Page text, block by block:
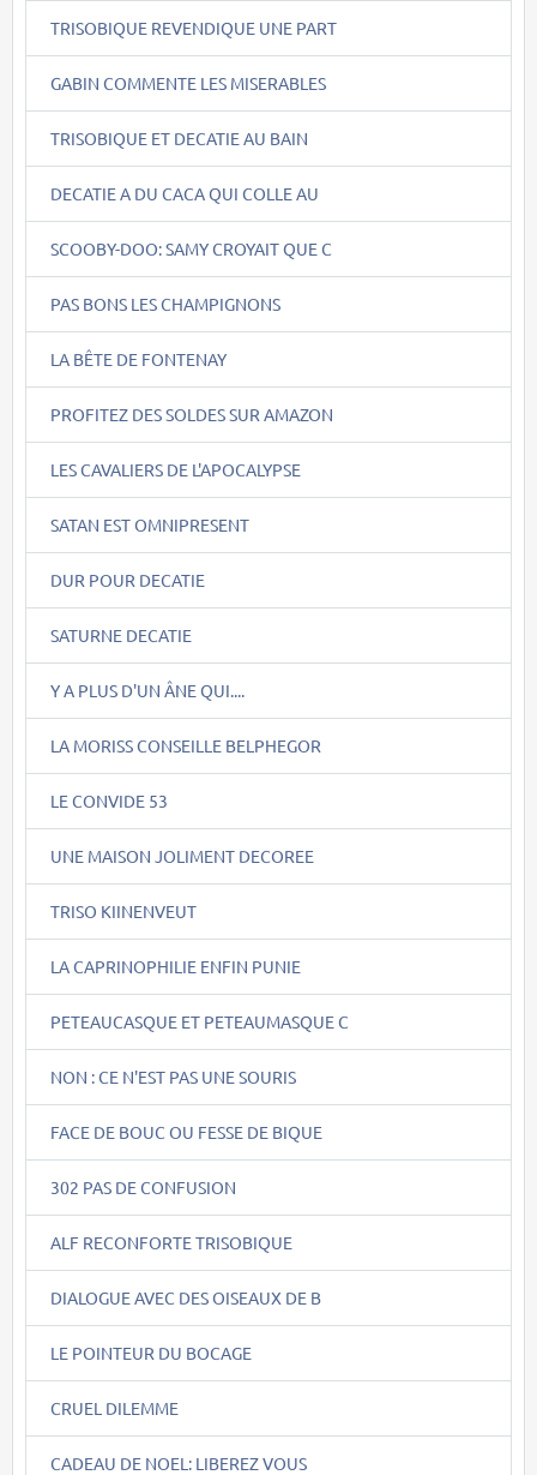
TRISOBIQUE REVENDIQUE UNE PART
GABIN COMMENTE LES MISERABLES
TRISOBIQUE ET DECATIE AU BAIN
DECATIE A DU CACA QUI COLLE AU
SCOOBY-DOO: SAMY CROYAIT QUE C
PAS BONS LES CHAMPIGNONS
LA BÊTE DE FONTENAY
PROFITEZ DES SOLDES SUR AMAZON
LES CAVALIERS DE L'APOCALYPSE
SATAN EST OMNIPRESENT
DUR POUR DECATIE
SATURNE DECATIE
Y A PLUS D'UN ÂNE QUI....
LA MORISS CONSEILLE BELPHEGOR
LE CONVIDE 53
UNE MAISON JOLIMENT DECOREE
TRISO KIINENVEUT
LA CAPRINOPHILIE ENFIN PUNIE
PETEAUCASQUE ET PETEAUMASQUE C
NON : CE N'EST PAS UNE SOURIS
FACE DE BOUC OU FESSE DE BIQUE
302 PAS DE CONFUSION
ALF RECONFORTE TRISOBIQUE
DIALOGUE AVEC DES OISEAUX DE B
LE POINTEUR DU BOCAGE
CRUEL DILEMME
CADEAU DE NOEL: LIBEREZ VOUS